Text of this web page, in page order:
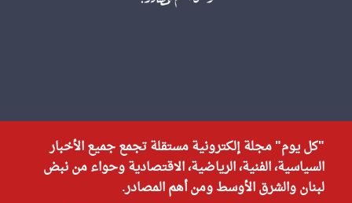
"كل يوم" مجلة إلكترونية مستقلة تجمع جميع الأخبار
السياسية، الفنية، الرياضية، الاقتصادية وحواء من نبض
لبنان والشرق الأوسط ومن أهم المصادر.